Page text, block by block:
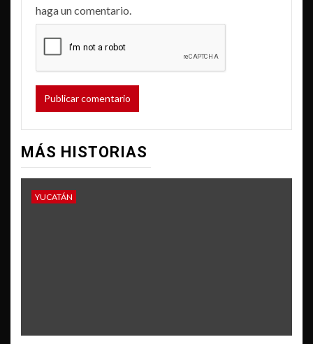
haga un comentario.
MÁS HISTORIAS
YUCATÁN